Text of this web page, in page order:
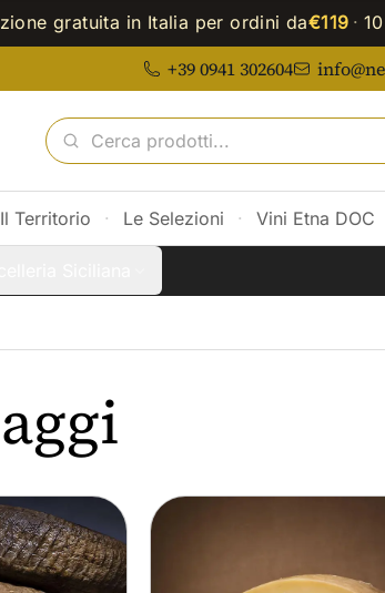
gratuita in Italia per ordini da€119 ·
+39 0941 302604
Il Territorio · Le Selezioni · Vini Etna DOC